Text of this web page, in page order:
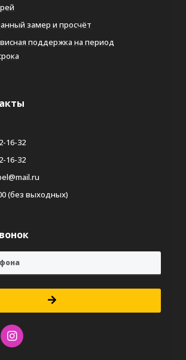
замер и просчёт
поддержка на период
16-32
16-32
(без выходных)